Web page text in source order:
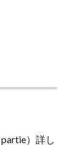
partie）詳し